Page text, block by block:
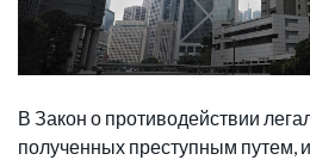
В Закон о противодействии
полученных преступным путем,